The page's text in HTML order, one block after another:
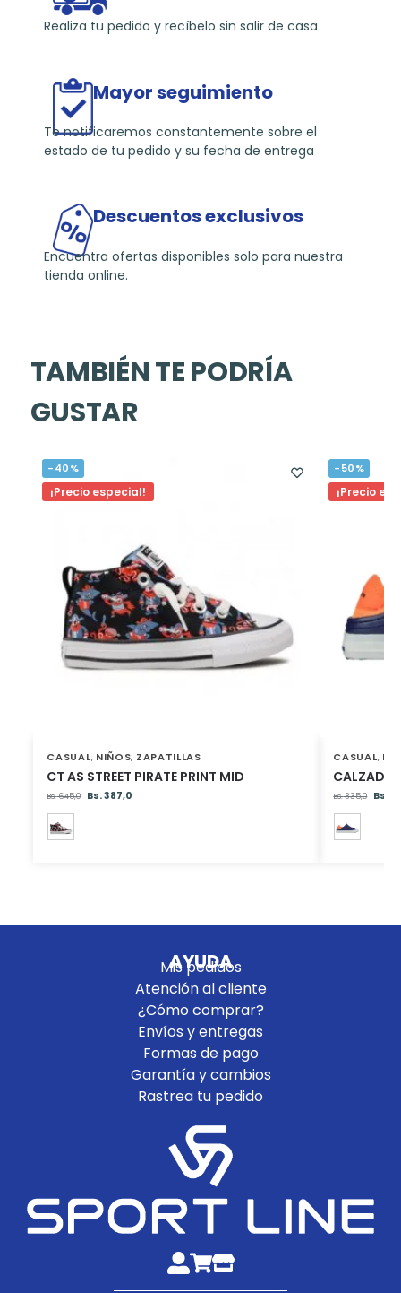
Realiza tu pedido y recíbelo sin salir de casa
Mayor seguimiento
Te notificaremos constantemente sobre el
estado de tu pedido y su fecha de entrega
Descuentos exclusivos
Encuentra ofertas disponibles solo para nuestra
tienda online.
TAMBIÉN TE PODRÍA
GUSTAR
-40%
¡Precio especial!
CASUAL, NIÑOS, ZAPATILLAS
CT AS STREET PIRATE PRINT MID
Bs.645,0 Bs.387,0
-50%
¡Precio
CASUAL,
Bs.335,0 Bs.
AYUDA
Mis pedidos
Atención al cliente
¿Cómo comprar?
Envíos y entregas
Formas de pago
Garantía y cambios
Rastrea tu pedido